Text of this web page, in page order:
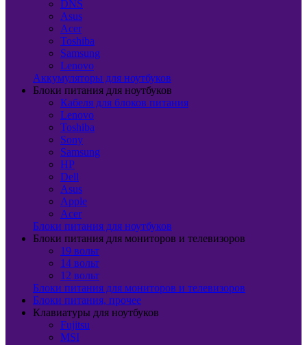
DNS
Asus
Acer
Toshiba
Samsung
Lenovo
Аккумуляторы для ноутбуков
Блоки питания для ноутбуков
Кабеля для блоков питания
Lenovo
Toshiba
Sony
Samsung
HP
Dell
Asus
Apple
Acer
Блоки питания для ноутбуков
Блоки питания для мониторов и телевизоров
19 вольт
14 вольт
12 вольт
Блоки питания для мониторов и телевизоров
Блоки питания, прочее
Клавиатуры для ноутбуков
Fujitsu
MSI